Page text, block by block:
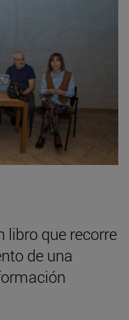
libro que recorre
de una